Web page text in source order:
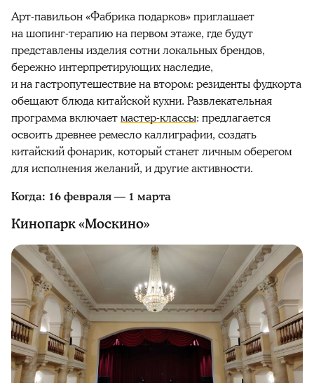
Арт-павильон «Фабрика подарков» приглашает
на шопинг-терапию на первом этаже, где будут
представлены изделия сотни локальных брендов,
бережно интерпретирующих наследие,
и на гастропутешествие на втором: резиденты фудкорта
обещают блюда китайской кухни. Развлекательная
программа включаетмастер-классы: предлагается
освоить древнее ремесло каллиграфии, создать
китайский фонарик, который станет личным оберегом
для исполнения желаний, и другие активности.
Когда: 16 февраля — 1 марта
Кинопарк «Москино»